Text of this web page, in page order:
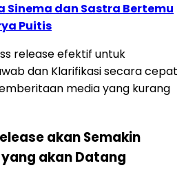
Sinema dan Sastra Bertemu
Puitis
release efektif untuk
dan Klarifikasi secara cepat
media yang kurang
akan Semakin
akan Datang